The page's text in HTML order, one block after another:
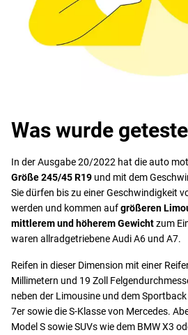
Was wurde
In der Ausgabe 20/2022 hat die auto
Größe 245/45 R19 und mit dem
Sie dürfen bis zu einer Geschwindigkeit
werden und kommen aufgrößeren
mittlerem und höherem Gewichtzum
waren allradgetriebene Audi A6 und A7.
Reifen in dieser Dimension mit einer
Millimetern und 19 Zoll
neben der Limousine und dem
7er sowie die S-Klasse von Mercedes.
Model S sowie SUVs wie dem BMW X3